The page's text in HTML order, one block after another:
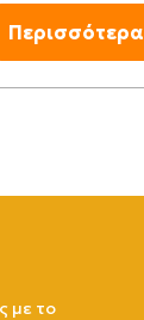
Περισσότερα
με το